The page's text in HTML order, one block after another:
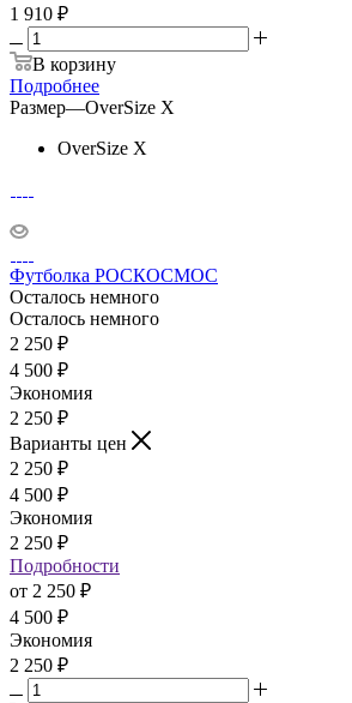
1 910 ₽
В корзину
Подробнее
Размер—OverSize X
OverSize X
Футболка РОСКОСМОС
Осталось немного
Осталось немного
2 250 ₽
4 500 ₽
Экономия
2 250 ₽
Варианты цен
2 250 ₽
4 500 ₽
Экономия
2 250 ₽
Подробности
от 2 250 ₽
4 500 ₽
Экономия
2 250 ₽